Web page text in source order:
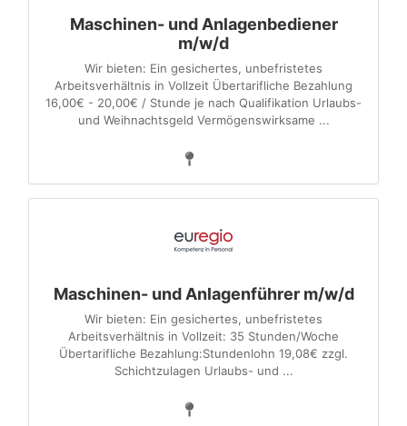
Maschinen- und Anlagenbediener
m/w/d
Wir bieten: Ein gesichertes, unbefristetes
Arbeitsverhältnis in Vollzeit Übertarifliche Bezahlung
16,00€ - 20,00€ / Stunde je nach Qualifikation Urlaubs-
und Weihnachtsgeld Vermögenswirksame ...
Maschinen- und Anlagenführer m/w/d
Wir bieten: Ein gesichertes, unbefristetes
Arbeitsverhältnis in Vollzeit: 35 Stunden/Woche
Übertarifliche Bezahlung:Stundenlohn 19,08€ zzgl.
Schichtzulagen Urlaubs- und ...